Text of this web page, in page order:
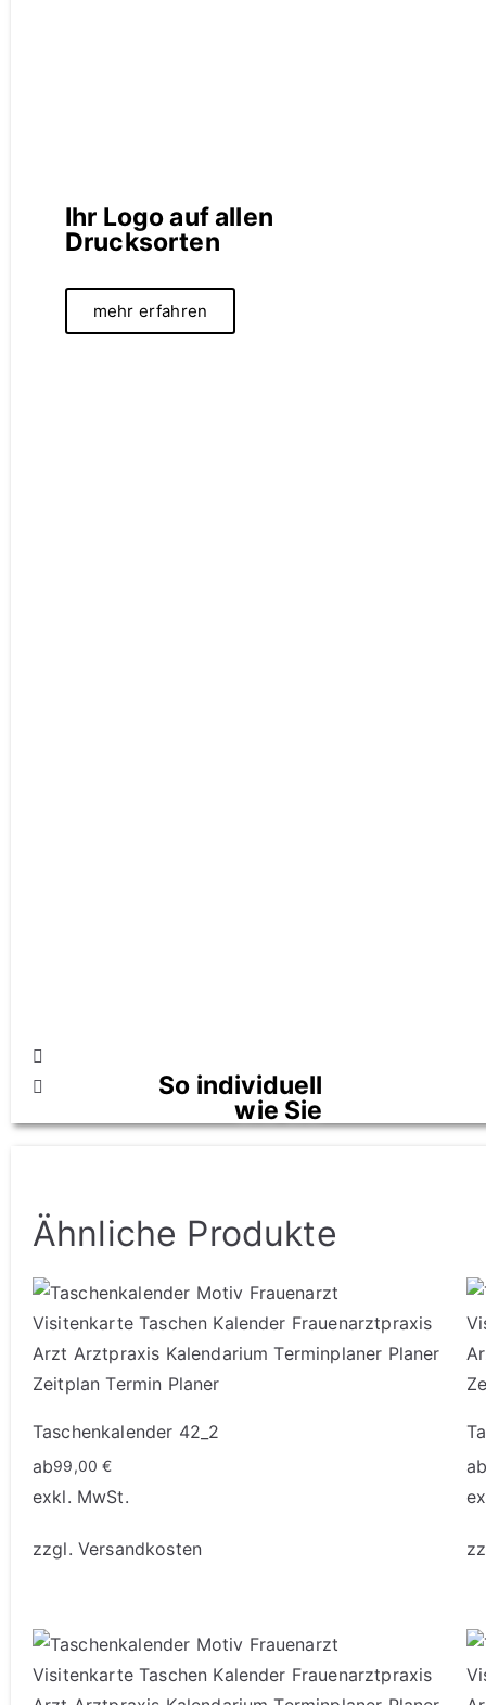
Ihr Logo auf allen
Drucksorten
mehr erfahren
So individuell
wie Sie
Ähnliche Produkte
Taschenkalender 42_2
ab99,00€
exkl. MwSt.
zzgl. Versandkosten